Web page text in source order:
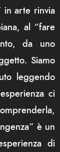
in arte rinvia
al “fare
da uno
Siamo
leggendo
ci
è un
di